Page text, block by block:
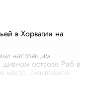
в Хорватии на
настоящим
острове Раб в
место, омываемое